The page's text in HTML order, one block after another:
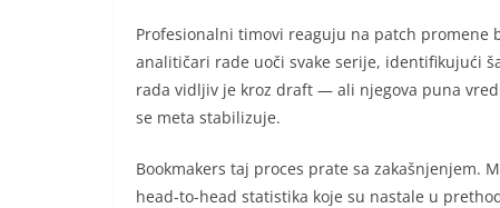
Profesionalni timovi reaguju na patch promene
analitičari rade uoči svake serije, identifikujući
rada vidljiv je kroz draft — ali njegova puna
se meta stabilizuje.
Bookmakers taj proces prate sa zakašnjenjem.
head-to-head statistika koje su nastale u